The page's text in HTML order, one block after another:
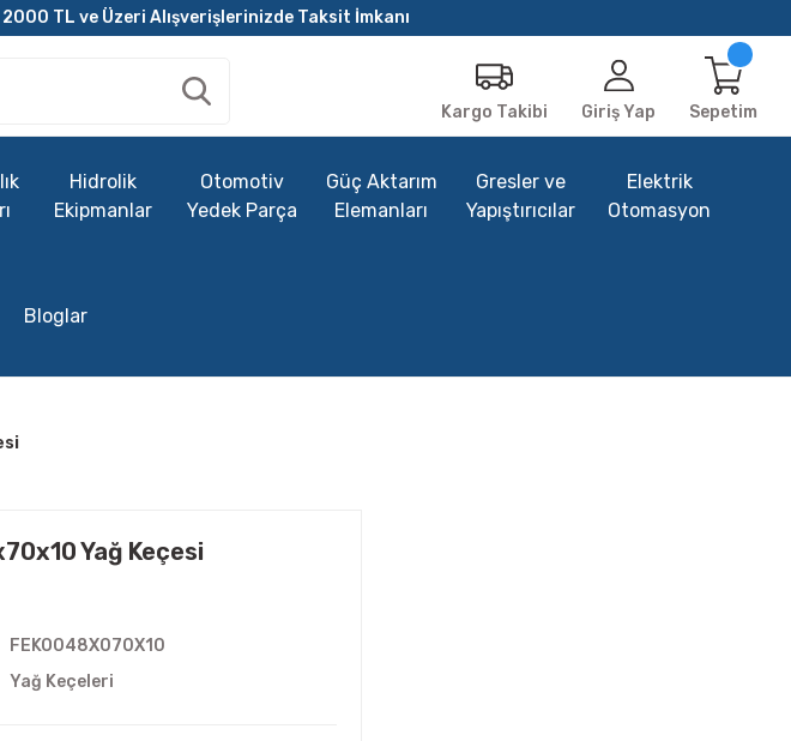
TL ve Üzeri Alışverişlerinizde Taksit İmkanı
Kargo Takibi Giriş Yap Sepetim
Hidrolik
Ekipmanlar
Otomotiv
Yedek Parça
Güç Aktarım
Elemanları
Gresler ve
Yapıştırıcılar
Elektrik
Otomasyon
Bloglar
Yağ Keçesi
FEKO048X070X10
Yağ Keçeleri